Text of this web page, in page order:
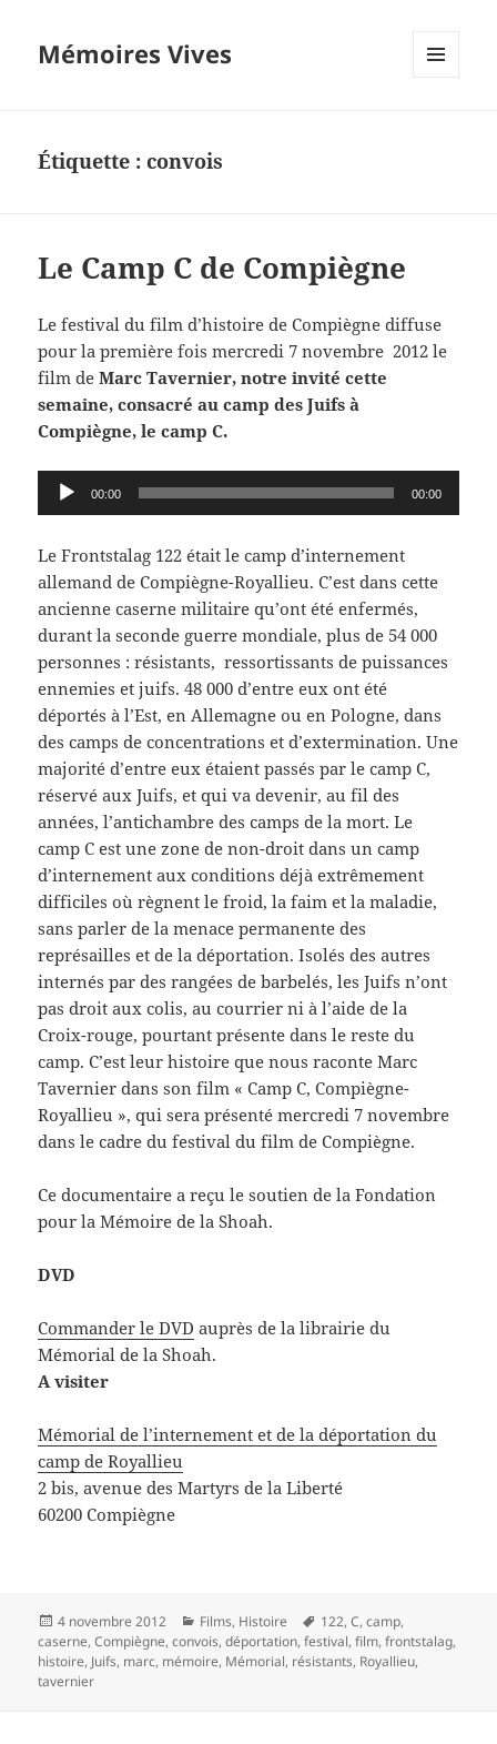
Mémoires Vives
Étiquette :convois
Le Camp C de Compiègne
Le festival du film d’histoire de Compiègne diffuse
pour la première fois mercredi 7 novembre 2012 le
film deMarc Tavernier, notre invité cette
semaine, consacré au camp des Juifs à
Compiègne, le camp C.
Lecteur
audio
00:00 00:00
Le Frontstalag 122 était le camp d’internement
allemand de Compiègne-Royallieu. C’est dans cette
ancienne caserne militaire qu’ont été enfermés,
durant la seconde guerre mondiale, plus de 54 000
personnes : résistants, ressortissants de puissances
ennemies et juifs. 48 000 d’entre eux ont été
déportés à l’Est, en Allemagne ou en Pologne, dans
des camps de concentrations et d’extermination. Une
majorité d’entre eux étaient passés par le camp C,
réservé aux Juifs, et qui va devenir, au fil des
années, l’antichambre des camps de la mort. Le
camp C est une zone de non-droit dans un camp
d’internement aux conditions déjà extrêmement
difficiles où règnent le froid, la faim et la maladie,
sans parler de la menace permanente des
représailles et de la déportation. Isolés des autres
internés par des rangées de barbelés, les Juifs n’ont
pas droit aux colis, au courrier ni à l’aide de la
Croix-rouge, pourtant présente dans le reste du
camp. C’est leur histoire que nous raconte Marc
Tavernier dans son film « Camp C, Compiègne-
Royallieu », qui sera présenté mercredi 7 novembre
dans le cadre du festival du film de Compiègne.
Ce documentaire a reçu le soutien de la Fondation
pour la Mémoire de la Shoah.
DVD
Commander le DVD auprès de la librairie du
Mémorial de la Shoah.
A visiter
Mémorial de l’internement et de la déportation du
camp de Royallieu
2 bis, avenue des Martyrs de la Liberté
60200 Compiègne
Publié
le
4 novembre 2012 Catégories
Films, Histoire
Mots-
clés
122,C,camp,
caserne,Compiègne,convois,déportation,festival,film,frontstalag,
histoire, Juifs, marc, mémoire, Mémorial, résistants, Royallieu,
tavernier